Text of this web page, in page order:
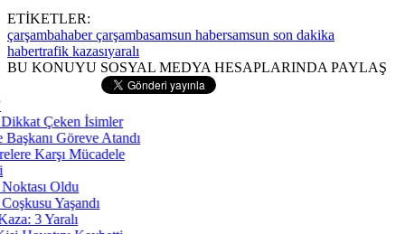
ETİKETLER:
çarşambahaber çarşambasamsun habersamsun son dakika
habertrafik kazasıyaralı
BU KONUYU SOSYAL MEDYA HESAPLARINDA PAYLAŞ